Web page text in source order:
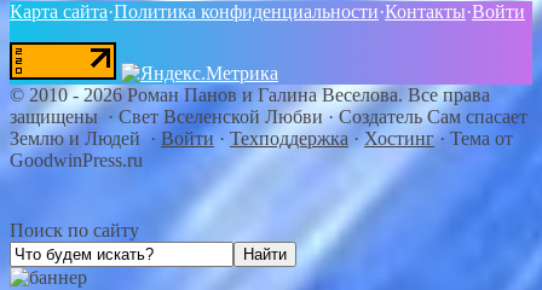
Карта сайта·Политика конфиденциальности·Контакты·Войти
© 2010 - 2026Роман Панов и Галина Веселова. Все права
защищены · Свет Вселенской Любви ·Создатель Сам спасает
Землю и Людей · Войти · Техподдержка · Хостинг· Тема от
GoodwinPress.ru
Поиск по сайту